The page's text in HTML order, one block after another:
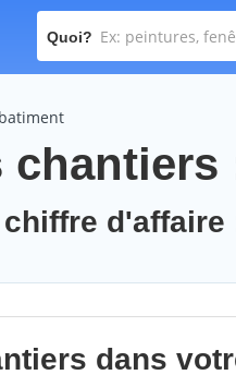
Quoi?
chantiers
d'affaire
dans